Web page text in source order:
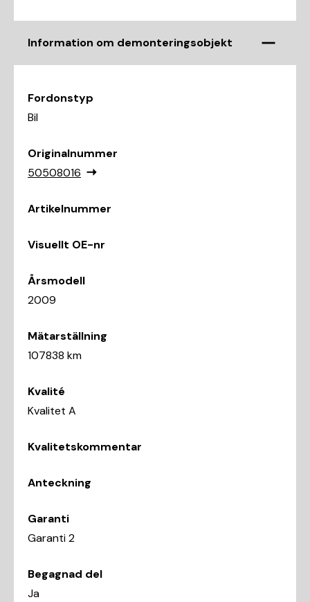
Information om demonteringsobjekt
Fordonstyp
Bil
Originalnummer
50508016
Artikelnummer
Visuellt OE-nr
Årsmodell
2009
Mätarställning
107838 km
Kvalité
Kvalitet A
Kvalitetskommentar
Anteckning
Garanti
Garanti 2
Begagnad del
Ja